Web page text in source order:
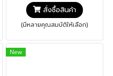
สั่งซื้อสินค้า
(มีหลายคุณสมบัติให้เลือก)
New